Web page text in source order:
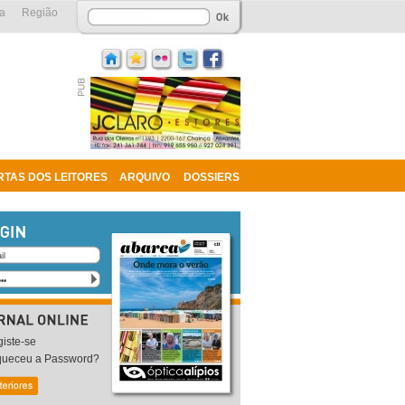
DOS LEITORES ARQUIVO DOSSIERS
Região
se
a Password?